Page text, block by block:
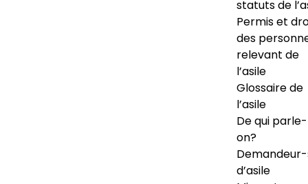
statuts de
Permis et
des
relevant de
l’asile
Glossaire de
l’asile
De qui
on?
d’asile